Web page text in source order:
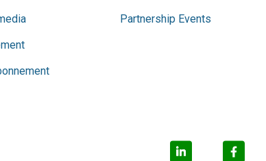
Partnership Events